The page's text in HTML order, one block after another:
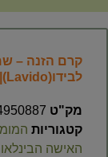
קרם הזנה –
לבידו(Lavido)| 50ML
מק"ט
קטגוריות
האישה